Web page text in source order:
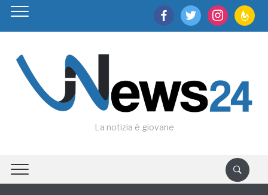
facebooktwitter instagram
La notizia è giovane